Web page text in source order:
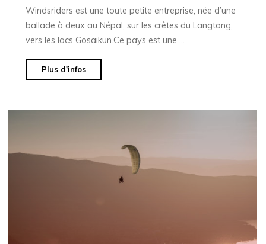
Windsriders est une toute petite entreprise, née d’une
ballade à deux au Népal, sur les crêtes du Langtang,
vers les lacs Gosaikun.Ce pays est une …
Plus d'infos
Windsriders